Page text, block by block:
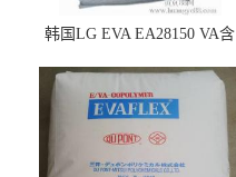
韩国LG EVA EA28150 VA含